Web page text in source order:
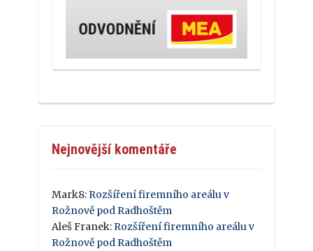
Nejnovější komentáře
Mark8:Rozšíření firemního areálu v
Rožnově pod Radhoštěm
Aleš Franek:Rozšíření firemního areálu v
Rožnově pod Radhoštěm